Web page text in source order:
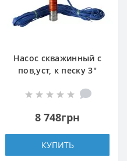
Насос скважинный с
пов,уст, к песку 3″
0,37 кВт 61м +
NEW
8 748грн
КУПИТЬ